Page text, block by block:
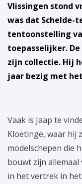
Vlissingen stond
was dat Schelde-
tentoonstelling
toepasselijker.
zijn collectie. Hij
jaar bezig met
Vaak is Jaap te
Kloetinge, waar hij
modelschepen die
bouwt zijn allemaal
in het vertrek in